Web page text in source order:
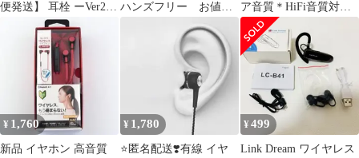
便発送】 耳栓 ーVer2ー
選べる5色 トライアン
グル型 収納ケース付き
3サイズ イヤーキャッ
プ つけかえできる シリ
コン ノイズキャンセル
水洗い可能 睡眠 騒音
遮音 高性能 大人用 子
供用 便利グッズ 防音
快眠 グッズ 睡眠用
ハンズフリー お値下
ア音質＊HiFi音質対応
★重低音を備えた有線
イヤホン＊
¥ 1,760
新品 イヤホン 高音質
¥ 1,780
⭐️匿名配送❣️有線 イヤ
¥499
Link Dream ワイヤレス